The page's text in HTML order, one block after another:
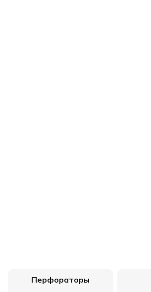
Перфораторы